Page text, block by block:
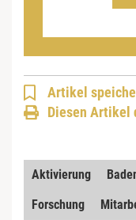
Artikel
Diesen Artikel
Aktivierung
Forschung